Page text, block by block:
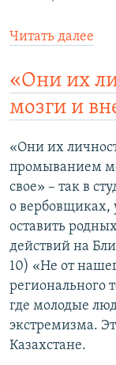
Читать далее
«Они их
мозги и
«Они их
промыванием
свое» – так в
о вербовщиках,
оставить
действий на
10) «Не от
регионального
где молодые
экстремизма.
Казахстане.